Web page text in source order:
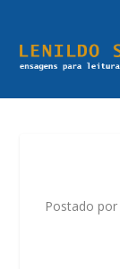
Postado por